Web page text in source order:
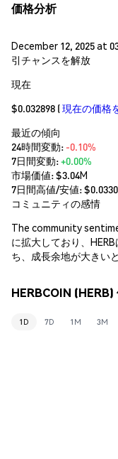
価格分析
December 12, 2025 at
引チャンスを解放
現在
$0.032898 (現在の価格
最近の傾向
24時間変動: -0.10%
7日間変動:+0.00%
市場価値:$3.04M
7日間高値/安値: $
コミュニティの感情
The community
に拡大しており、
ち、成長余地が大きい
HERBCOIN (HERB)
1D 7D 1M 3M